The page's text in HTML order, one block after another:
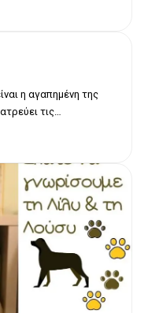
η αγαπημένη της
τις…